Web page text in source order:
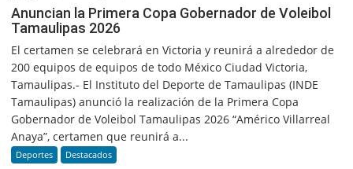
Anuncian la Primera Copa Gobernador de Voleibol
Tamaulipas 2026
El certamen se celebrará en Victoria y reunirá a alrededor de
200 equipos de equipos de todo México Ciudad Victoria,
Tamaulipas.- El Instituto del Deporte de Tamaulipas (INDE
Tamaulipas) anunció la realización de la Primera Copa
Gobernador de Voleibol Tamaulipas 2026 “Américo Villarreal
Anaya”, certamen que reunirá a...
Deportes Destacados